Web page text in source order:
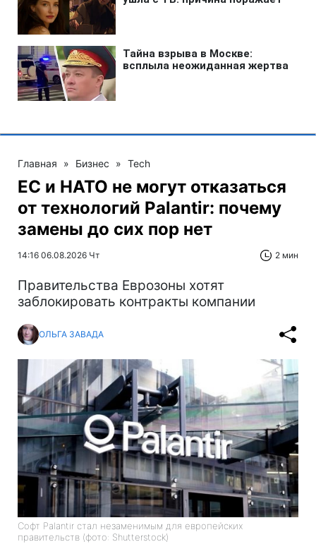
Главная » Бизнес » Tech
ЕС и НАТО не могут отказаться
от технологий Palantir: почему
замены до сих пор нет
14:16 06.08.2026 Чт 2 мин
Правительства Еврозоны хотят
заблокировать контракты компании
ОЛЬГА ЗАВАДА
Софт Palantir стал незаменимым для европейских
правительств (фото: Shutterstock)